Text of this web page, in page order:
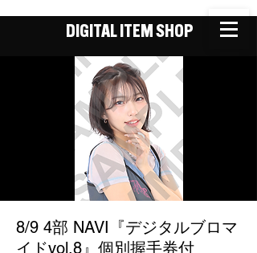
DIGITAL ITEM SHOP
8/9 4部 NAVI『デジタルブロマ
イドvol.8』個別握手券付